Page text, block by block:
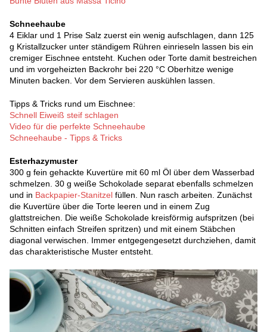
Schneehaube
4 Eiklar und 1 Prise Salz zuerst ein wenig aufschlagen, dann 125
g Kristallzucker unter ständigem Rühren einrieseln lassen bis ein
cremiger Eischnee entsteht. Kuchen oder Torte damit bestreichen
und im vorgeheizten Backrohr bei 220 °C Oberhitze wenige
Minuten backen. Vor dem Servieren auskühlen lassen.
Tipps & Tricks rund um Eischnee:
Schnell Eiweiß steif schlagen
Video für die perfekte Schneehaube
Schneehaube - Tipps & Tricks
Esterhazymuster
300 g fein gehackte Kuvertüre mit 60 ml Öl über dem Wasserbad
schmelzen. 30 g weiße Schokolade separat ebenfalls schmelzen
und in Backpapier-Stanitzel füllen. Nun rasch arbeiten. Zunächst
die Kuvertüre über die Torte leeren und in einem Zug
glattstreichen. Die weiße Schokolade kreisförmig aufspritzen (bei
Schnitten einfach Streifen spritzen) und mit einem Stäbchen
diagonal verwischen. Immer entgegengesetzt durchziehen, damit
das charakteristische Muster entsteht.